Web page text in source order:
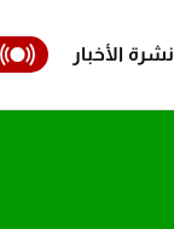
نشرة الأخبار